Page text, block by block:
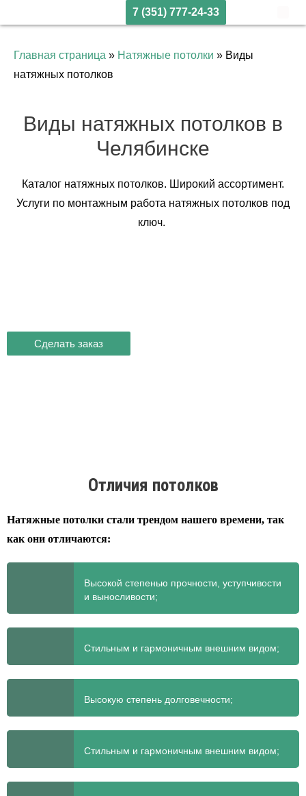
7 (351) 777-24-33
Главная страница » Натяжные потолки » Виды
натяжных потолков
Виды натяжных потолков в
Челябинске
Каталог натяжных потолков. Широкий ассортимент.
Услуги по монтажным работа натяжных потолков под
ключ.
Сделать заказ
Отличия потолков
Натяжные потолки стали трендом нашего времени, так
как они отличаются:
Высокой степенью прочности, уступчивости
и выносливости;
Стильным и гармоничным внешним видом;
Высокую степень долговечности;
Стильным и гармоничным внешним видом;